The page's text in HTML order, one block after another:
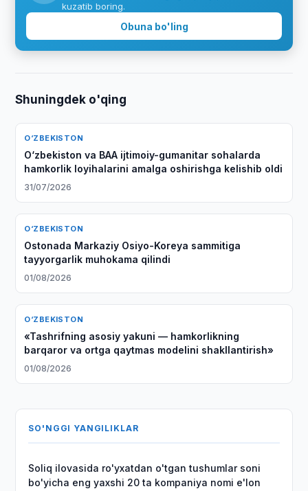
kuzatib boring.
Obuna bo'ling
Shuningdek o'qing
O‘ZBEKISTON
O‘zbekiston va BAA ijtimoiy-gumanitar sohalarda
hamkorlik loyihalarini amalga oshirishga kelishib oldi
31/07/2026
O‘ZBEKISTON
Ostonada Markaziy Osiyo-Koreya sammitiga
tayyorgarlik muhokama qilindi
01/08/2026
O‘ZBEKISTON
«Tashrifning asosiy yakuni — hamkorlikning
barqaror va ortga qaytmas modelini shakllantirish»
01/08/2026
SO'NGGI YANGILIKLAR
Soliq ilovasida ro'yxatdan o'tgan tushumlar soni
bo'yicha eng yaxshi 20 ta kompaniya nomi e'lon